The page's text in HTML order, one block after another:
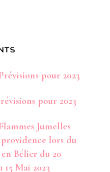
pour 2023
pour 2023
Jumelles
lors du
Bélier du 20
15 Mai 2023